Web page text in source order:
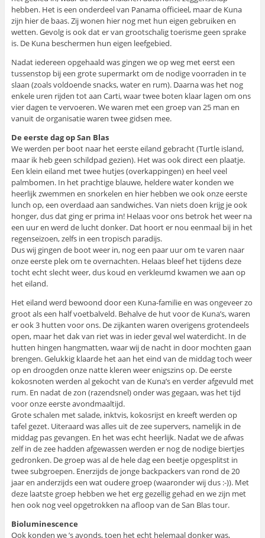
hebben. Het is een onderdeel van Panama officieel, maar de Kuna
zijn hier de baas. Zij wonen hier nog met hun eigen gebruiken en
wetten. Gevolg is ook dat er van grootschalig toerisme geen sprake
is. De Kuna beschermen hun eigen leefgebied.
Nadat iedereen opgehaald was gingen we op weg met eerst een
tussenstop bij een grote supermarkt om de nodige voorraden in te
slaan (zoals voldoende snacks, water en rum). Daarna was het nog
enkele uren rijden tot aan Carti, waar twee boten klaar lagen om ons
vier dagen te vervoeren. We waren met een groep van 25 man en
vanuit de organisatie waren twee gidsen mee.
De eerste dag op San Blas
We werden per boot naar het eerste eiland gebracht (Turtle island,
maar ik heb geen schildpad gezien). Het was ook direct een plaatje.
Een klein eiland met twee hutjes (overkappingen) en heel veel
palmbomen. In het prachtige blauwe, heldere water konden we
heerlijk zwemmen en snorkelen en hier hebben we ook onze eerste
lunch op, een overdaad aan sandwiches. Van niets doen krijg je ook
honger, dus dat ging er prima in! Helaas voor ons betrok het weer na
een uur en werd de lucht donker. Dat hoort er nou eenmaal bij in het
regenseizoen, zelfs in een tropisch paradijs.
Dus wij gingen de boot weer in, nog een paar uur om te varen naar
onze eerste plek om te overnachten. Helaas bleef het tijdens deze
tocht echt slecht weer, dus koud en verkleumd kwamen we aan op
het eiland.
Het eiland werd bewoond door een Kuna-familie en was ongeveer zo
groot als een half voetbalveld. Behalve de hut voor de Kuna’s, waren
er ook 3 hutten voor ons. De zijkanten waren overigens grotendeels
open, maar het dak van riet was in ieder geval wel waterdicht. In de
hutten hingen hangmatten, waar wij de nacht in door mochten gaan
brengen. Gelukkig klaarde het aan het eind van de middag toch weer
op en droogden onze natte kleren weer enigszins op. De eerste
kokosnoten werden al gekocht van de Kuna’s en verder afgevuld met
rum. En nadat de zon (razendsnel) onder was gegaan, was het tijd
voor onze eerste avondmaaltijd.
Grote schalen met salade, inktvis, kokosrijst en kreeft werden op
tafel gezet. Uiteraard was alles uit de zee supervers, namelijk in de
middag pas gevangen. En het was echt heerlijk. Nadat we de afwas
zelf in de zee hadden afgewassen werden er nog de nodige biertjes
gedronken. De groep was al de hele dag een beetje opgesplitst in
twee subgroepen. Enerzijds de jonge backpackers van rond de 20
jaar en anderzijds een wat oudere groep (waaronder wij dus :-)). Met
deze laatste groep hebben we het erg gezellig gehad en we zijn met
hen ook nog veel opgetrokken na afloop van de San Blas tour.
Bioluminescence
Ook konden we ’s avonds, toen het echt helemaal donker was,